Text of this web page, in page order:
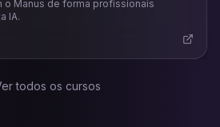
o Manus de forma profissionais
IA.
todos os cursos